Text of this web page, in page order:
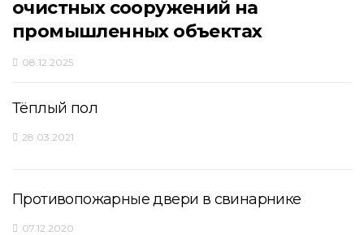
очистных сооружений на
промышленных объектах
08.12.2025
Тёплый пол
28.03.2021
Противопожарные двери в свинарнике
07.12.2020